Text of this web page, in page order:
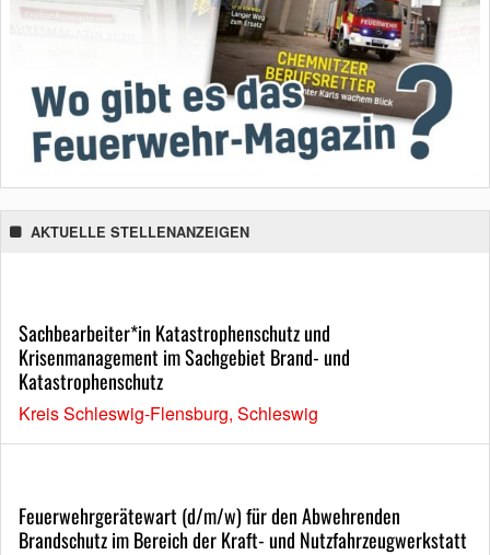
AKTUELLE STELLENANZEIGEN
Sachbearbeiter*in Katastrophenschutz und
Krisenmanagement im Sachgebiet Brand- und
Katastrophenschutz
Kreis Schleswig-Flensburg, Schleswig
Feuerwehrgerätewart (d/m/w) für den Abwehrenden
Brandschutz im Bereich der Kraft- und Nutzfahrzeugwerkstatt